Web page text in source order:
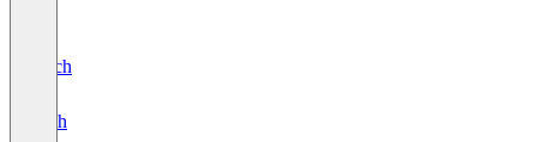
Deutsch
English